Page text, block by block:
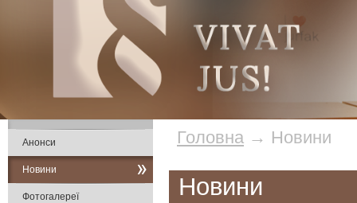
Головна → Новини
Новини
Анонси
Новини
Фотогалереї